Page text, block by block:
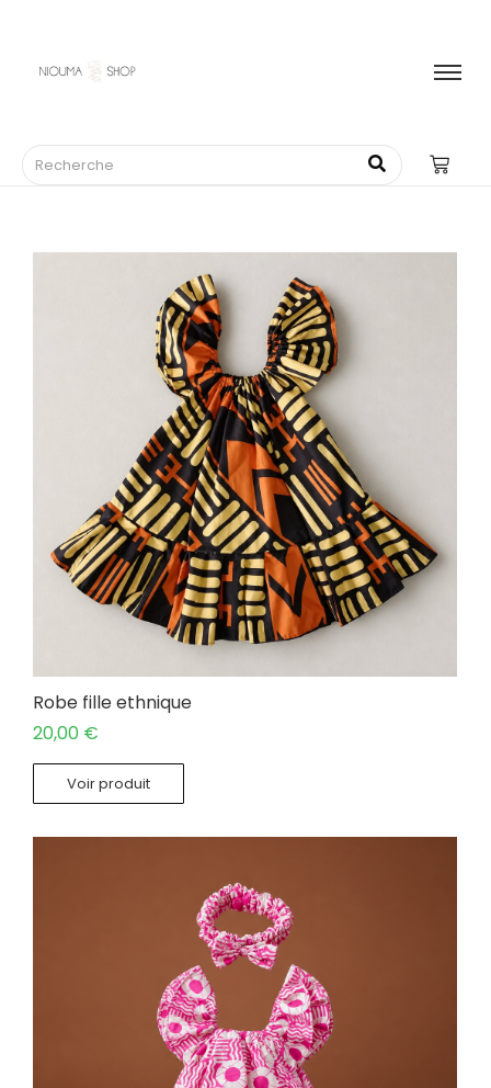
Robe fille ethnique
20,00 €
Voir produit